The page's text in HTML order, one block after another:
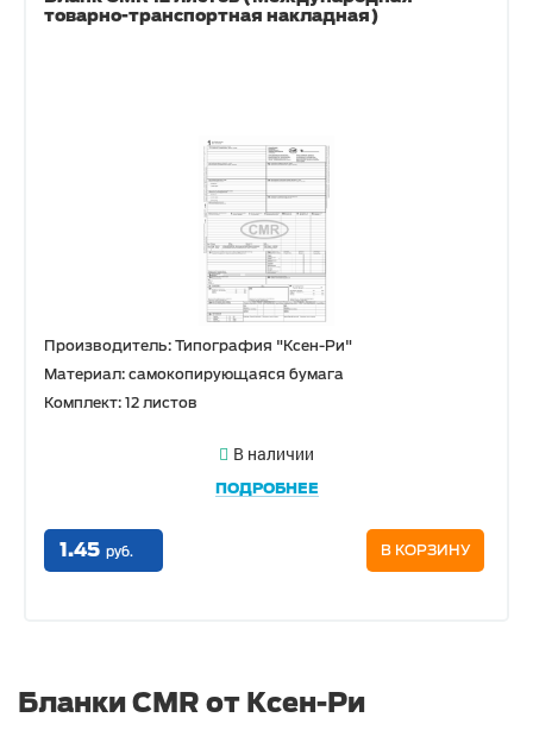
товарно-транспортная накладная)
Производитель: Типография "Ксен-Ри"
Материал: самокопирующаяся бумага
Комплект: 12 листов
В наличии
ПОДРОБНЕЕ
1.45 руб. В КОРЗИНУ
Бланки CMR от Ксен-Ри